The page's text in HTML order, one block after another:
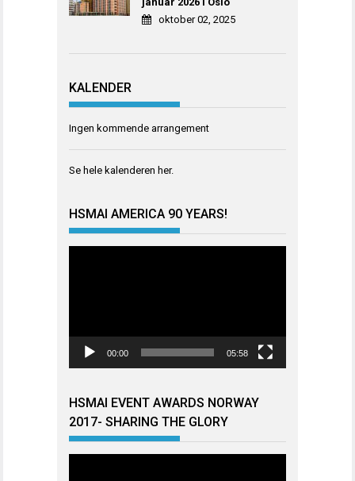
oktober 02, 2025
KALENDER
Ingen kommende arrangement
Se hele kalenderen her.
HSMAI AMERICA 90 YEARS!
00:00 05:58
HSMAI EVENT AWARDS NORWAY
2017- SHARING THE GLORY